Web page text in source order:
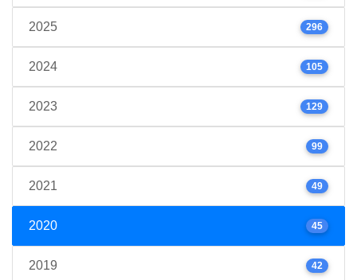
2025 296
2024 105
2023 129
2022 99
2021 49
2020 45
2019 42